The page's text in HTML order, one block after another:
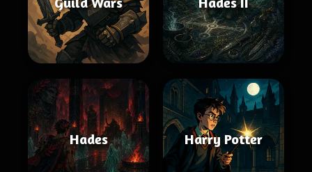
Hades Harry Potter